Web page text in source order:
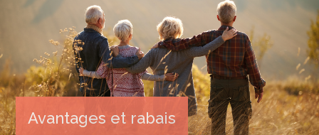
Avantages et rabais